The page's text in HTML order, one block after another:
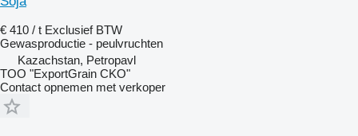
€ 410 / t Exclusief BTW
Gewasproductie - peulvruchten
Kazachstan, Petropavl
TOO "ExportGrain CKO"
Contact opnemen met verkoper